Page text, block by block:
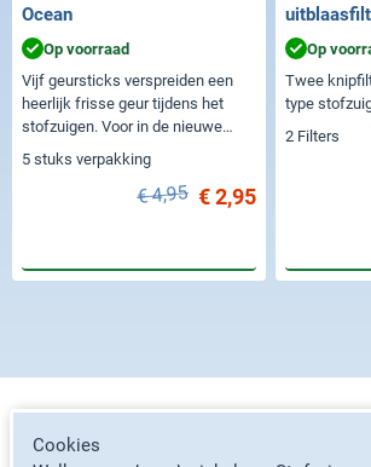
Cookies
Ocean
Op voorraad
Vijf geursticks verspreiden een
heerlijk frisse geur tijdens het
stofzuigen. Voor in de nieuwe
stofzuigerzak.
5 stuks verpakking
€ 2,95
€ 4,95
Op
Twee
type
2 Filters
Stofzuigerzakken per merk